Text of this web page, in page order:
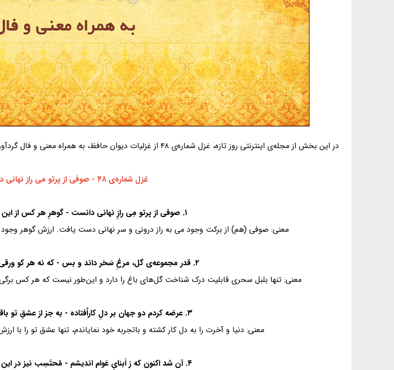
در این بخش از مجله‌ی اینترنتی روز تازه، غزل شماره‌ی ۴۸ از غزلیات دیوان حافظ، به همراه معنی و فال گردآوری شده است.
غزل شماره‌ی ۴۸ - صوفی از پرتو می راز نهانی دانست
۱. صوفی از پرتو مِی رازِ نهانی دانست - گوهرِ هر کس از این لعل، توانی دانست
معنی: صوفی (هم) از برکت وجود می به راز درونی و سر نهانی دست یافت. ارزش گوهر
۲. قدر مجموعه‌ی گل، مرغِ سَحَر داند و بس - که نه هر کو ورقی خواند، معانی دانست
معنی: تنها بلبل سحری قابلیت درک شناخت گل‌های باغ را دارد و این‌طور نیست که هر کس برگی
۳. عرضه کردم دو جهان بر دلِ کاراُفتاده - به جز از عشقِ تو باقی همه فانی دانست
معنی: دنیا و آخرت را به دل کار کشته و باتجربه خود نمایاندم، تنها عشق تو را با
۴. آن شد اکنون که ز اَبنایِ عَوام اندیشم - مُحتَسِب نیز در این عیشِ نهانی دانست